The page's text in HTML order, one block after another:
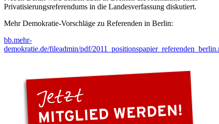
Privatisierungsreferendums in die Landesverfassung diskutiert.
Mehr Demokratie-Vorschläge zu Referenden in Berlin:
bb.mehr-
demokratie.de/fileadmin/pdf/